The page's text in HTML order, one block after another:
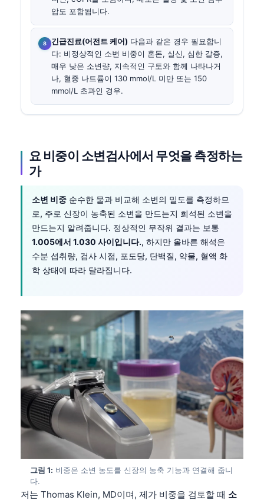
압도 포함됩니다.
긴급진료(어전트 케어) 다음과 같은 경우 필요합니
다: 비정상적인 소변 비중이 혼돈, 실신, 심한 갈증,
매우 낮은 소변량, 지속적인 구토와 함께 나타나거
나, 혈중 나트륨이 130 mmol/L 미만 또는 150
mmol/L 초과인 경우.
요 비중이 소변검사에서 무엇을 측정하는
가
소변 비중 순수한 물과 비교해 소변의 밀도를 측정하므
로, 주로 신장이 농축된 소변을 만드는지 희석된 소변을
만드는지 알려줍니다. 정상적인 무작위 결과는 보통
1.005에서 1.030 사이입니다., 하지만 올바른 해석은
수분 섭취량, 검사 시점, 포도당, 단백질, 약물, 혈액 화
학 상태에 따라 달라집니다.
그림 1: 비중은 소변 농도를 신장의 농축 기능과 연결해 줍니
다.
저는 Thomas Klein, MD이며, 제가 비중을 검토할 때 소